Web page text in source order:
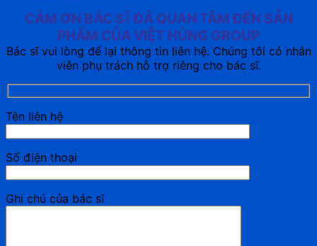
CẢM ƠN BÁC SĨ ĐÃ QUAN TÂM ĐẾN SẢN
PHẨM CỦA VIỆT HÙNG GROUP
Bác sĩ vui lòng để lại thông tin liên hệ. Chúng tôi có nhân
viên phụ trách hỗ trợ riêng cho bác sĩ.
Tên liên hệ
Số điện thoại
Ghi chú của bác sĩ